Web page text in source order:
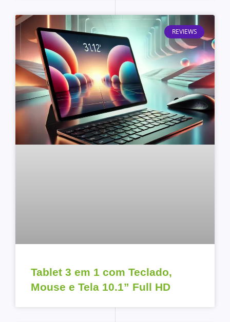
REVIEWS
Tablet 3 em 1 com Teclado,
Mouse e Tela 10.1” Full HD